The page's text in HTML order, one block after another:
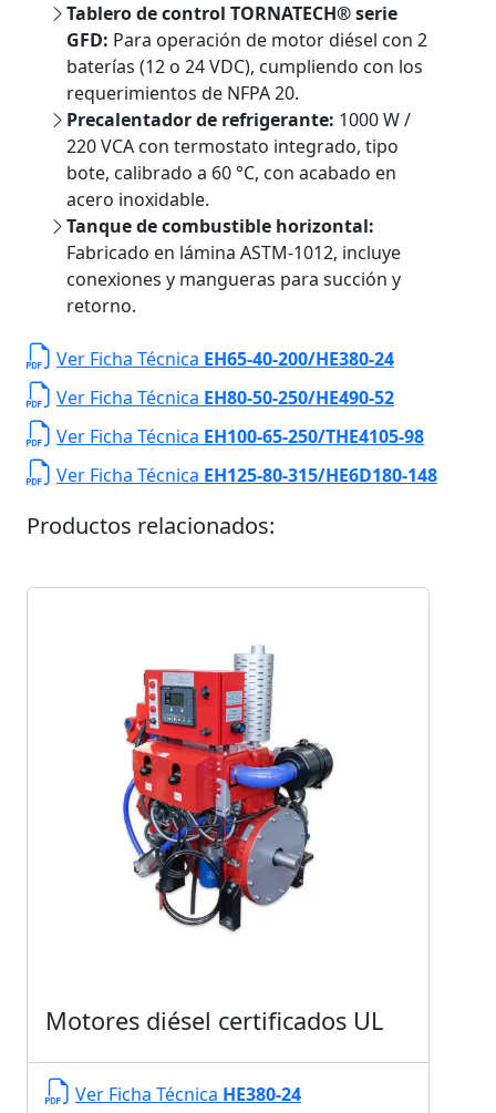
Tablero de control TORNATECH® serie
GFD: Para operación de motor diésel con 2
baterías (12 o 24 VDC), cumpliendo con los
requerimientos de NFPA 20.
Precalentador de refrigerante: 1000 W /
220 VCA con termostato integrado, tipo
bote, calibrado a 60 °C, con acabado en
acero inoxidable.
Tanque de combustible horizontal:
Fabricado en lámina ASTM-1012, incluye
conexiones y mangueras para succión y
retorno.
Ver Ficha Técnica EH65-40-200/HE380-24
Ver Ficha Técnica EH80-50-250/HE490-52
Ver Ficha Técnica EH100-65-250/THE4105-98
Ver Ficha Técnica EH125-80-315/HE6D180-148
Productos relacionados:
Motores diésel certificados UL
Ver Ficha Técnica HE380-24